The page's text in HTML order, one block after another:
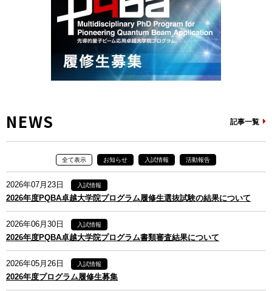
NEWS 記事一覧
全て表示 お知らせ 入試情報 活動報告
2026年07月23日 入試情報
2026年度PQBA卓越大学院プログラム履修生選抜試験の結果について
2026年06月30日 入試情報
2026年度PQBA卓越大学院プログラム書類審査結果について
2026年05月26日 入試情報
2026年度プログラム履修生募集